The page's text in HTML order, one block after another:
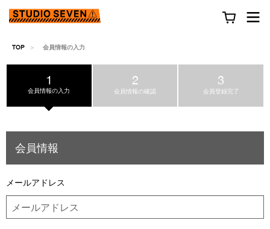
TOP 会員情報の入力
1
会員情報の入力
2
会員情報の確認
3
会員登録完了
会員情報
メールアドレス